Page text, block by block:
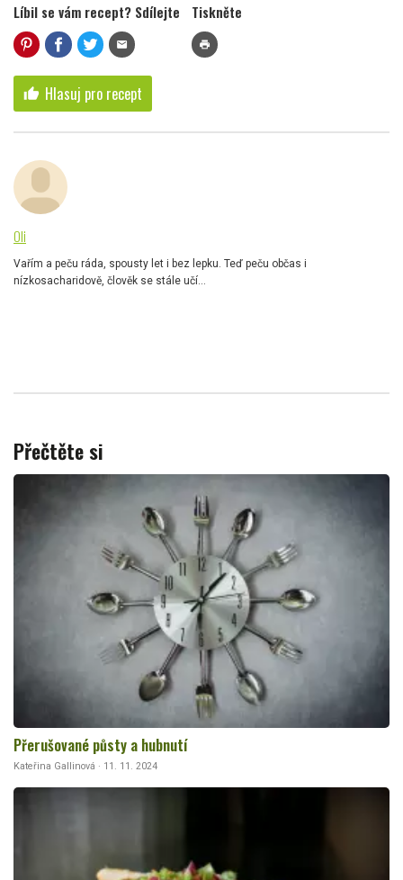
Líbil se vám recept? Sdílejte
mail
Tiskněte
print
thumb_up Hlasuj pro recept
Oli
Vařím a peču ráda, spousty let i bez lepku. Teď peču občas i
nízkosacharidově, člověk se stále učí...
Přečtěte si
Přerušované půsty a hubnutí
Kateřina Gallinová · 11. 11. 2024